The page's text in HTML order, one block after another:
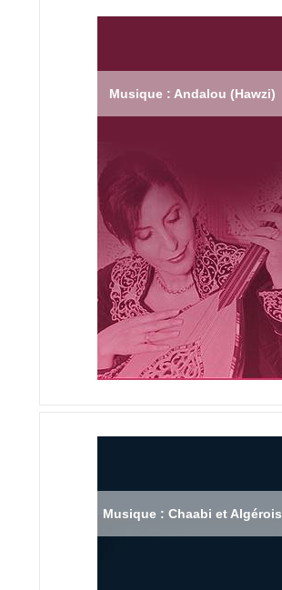
Musique : Andalou (Hawzi)
Musique : Chaabi et Algérois